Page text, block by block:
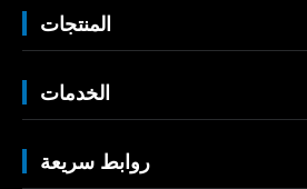
المنتجات
الخدمات
روابط سريعة